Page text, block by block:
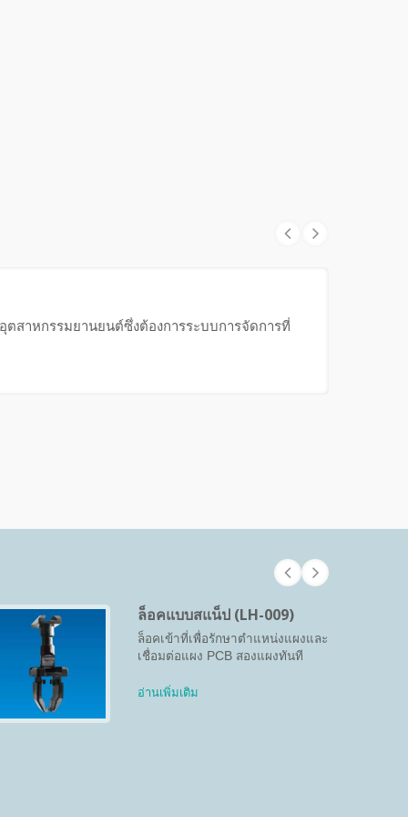
ตสาหกรรมยานยนต์ซึ่งต้องการระบบการจัดการที่
ล็อคแบบสแน็ป (LH-009)
ล็อคเข้าที่เพื่อรักษาตำแหน่งแผงและ
เชื่อมต่อแผง PCB สองแผงทันที
อ่านเพิ่มเติม